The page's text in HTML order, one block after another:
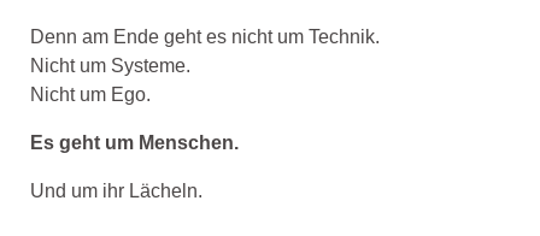
Denn am Ende geht es nicht um Technik.
Nicht um Systeme.
Nicht um Ego.
Es geht um Menschen.
Und um ihr Lächeln.